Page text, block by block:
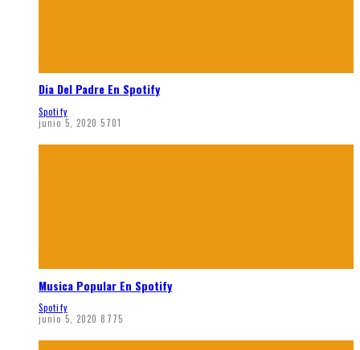
Dia Del Padre En Spotify
Spotify
junio 5, 2020 5701
Musica Popular En Spotify
Spotify
junio 5, 2020 8775